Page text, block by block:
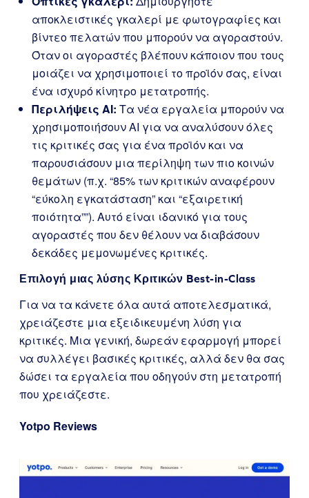
αποκλειστικές γκαλερί με φωτογραφίες και
βίντεο πελατών που μπορούν να αγοραστούν.
Όταν οι αγοραστές βλέπουν κάποιον που τους
μοιάζει να χρησιμοποιεί το προϊόν σας, είναι
ένα ισχυρό κίνητρο μετατροπής.
Περιλήψεις AI: Τα νέα εργαλεία μπορούν να
χρησιμοποιήσουν AI για να αναλύσουν όλες
τις κριτικές σας για ένα προϊόν και να
παρουσιάσουν μια περίληψη των πιο κοινών
θεμάτων (π.χ. “85% των κριτικών αναφέρουν
“εύκολη εγκατάσταση” και “εξαιρετική
ποιότητα””). Αυτό είναι ιδανικό για τους
αγοραστές που δεν θέλουν να διαβάσουν
δεκάδες μεμονωμένες κριτικές.
Επιλογή μιας λύσης Κριτικών Best-in-Class
Για να τα κάνετε όλα αυτά αποτελεσματικά,
χρειάζεστε μια εξειδικευμένη λύση για
κριτικές. Μια γενική, δωρεάν εφαρμογή μπορεί
να συλλέγει βασικές κριτικές, αλλά δεν θα σας
δώσει τα εργαλεία που οδηγούν στη μετατροπή
που χρειάζεστε.
Yotpo Reviews